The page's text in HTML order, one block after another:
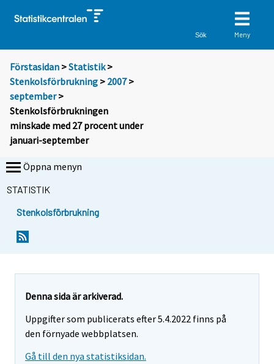
Sök Meny
Förstasidan >Statistik >
Stenkolsförbrukning > 2007>
september>
Stenkolsförbrukningen
minskade med 27 procent under
januari-september
Öppna menyn
STATISTIK
Stenkolsförbrukning
Denna sida är arkiverad.
Uppgifter som publicerats efter 5.4.2022 finns på
den förnyade webbplatsen.
Gå till den nya statistiksidan.